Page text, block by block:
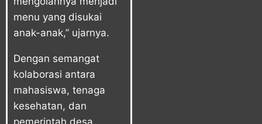
menu yang disukai
anak-anak,” ujarnya.
Dengan semangat
kolaborasi antara
mahasiswa, tenaga
kesehatan, dan
pemerintah desa,